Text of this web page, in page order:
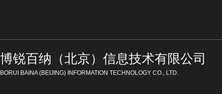
博锐百纳（北京）信息技术有限公司
BORUI BAINA (BEIJING) INFORMATION TECHNOLOGY CO., LTD.